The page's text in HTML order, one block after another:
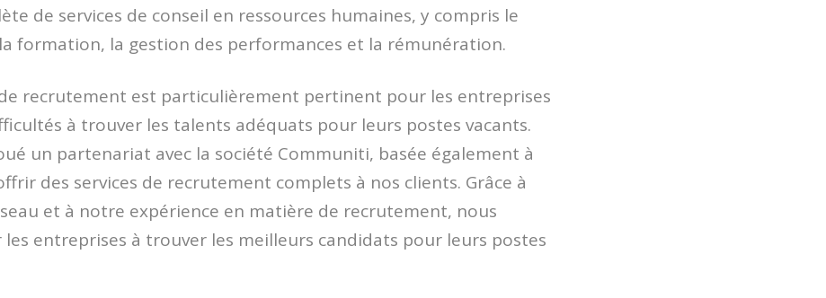
de services de conseil en ressources humaines, y compris le
formation, la gestion des performances et la rémunération.
recrutement est particulièrement pertinent pour les entreprises
à trouver les talents adéquats pour leurs postes vacants.
un partenariat avec la société Communiti, basée également à
des services de recrutement complets à nos clients. Grâce à
et à notre expérience en matière de recrutement, nous
les entreprises à trouver les meilleurs candidats pour leurs postes